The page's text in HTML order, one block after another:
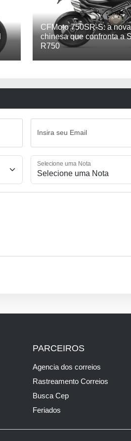
CFMoto 750SR-S: a
chinesa que confronta a
R750
Insira seu Email
Selecione uma Nota
PARCEIROS
Agencia dos correios
Rastreamento Correios
Busca Cep
Feriados